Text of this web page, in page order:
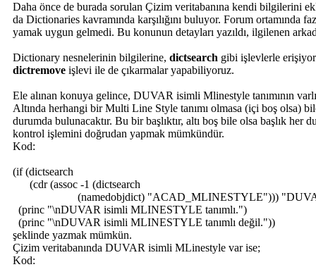
Daha önce de burada sorulan Çizim veritabanına kendi bilgilerini
da Dictionaries kavramında karşılığını buluyor. Forum ortamında
yamak uygun gelmedi. Bu konunun detayları yazıldı, ilgilenen
Dictionary nesnelerinin bilgilerine, dictsearch gibi işlevlerle
dictremove işlevi ile de çıkarmalar yapabiliyoruz.
Ele alınan konuya gelince, DUVAR isimli Mlinestyle tanımının
Altında herhangi bir Multi Line Style tanımı olmasa (içi boş olsa)
durumda bulunacaktır. Bu bir başlıktır, altı boş bile olsa başlık her
kontrol işlemini doğrudan yapmak mümkündür.
Kod:
(if (dictsearch
(cdr (assoc -1 (dictsearch
(namedobjdict) "ACAD_MLINESTYLE")))
(princ "\nDUVAR isimli MLINESTYLE tanımlı.")
(princ "\nDUVAR isimli MLINESTYLE tanımlı değil."))
şeklinde yazmak mümkün.
Çizim veritabanında DUVAR isimli MLinestyle var ise;
Kod: